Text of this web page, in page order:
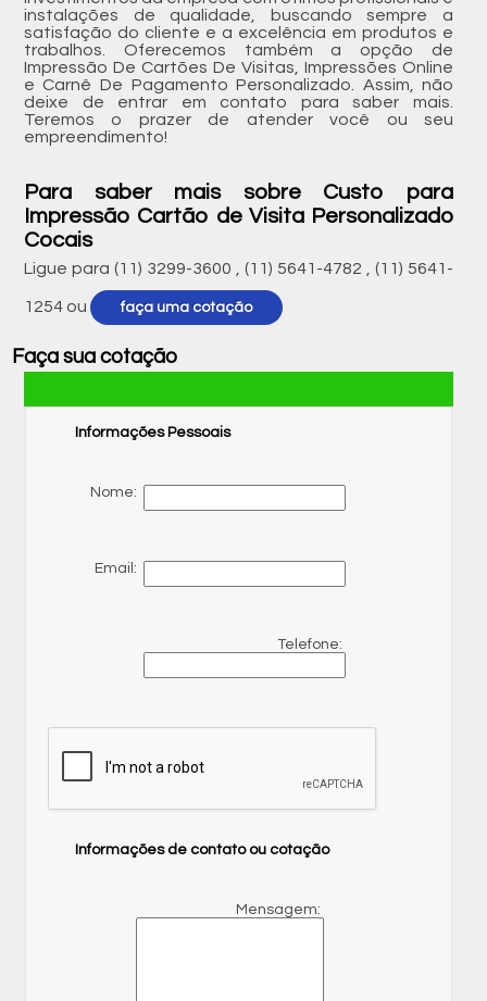
instalações de qualidade, buscando sempre a
satisfação do cliente e a excelência em produtos e
trabalhos. Oferecemos também a opção de
Impressão De Cartões De Visitas, Impressões Online
e Carnê De Pagamento Personalizado. Assim, não
deixe de entrar em contato para saber mais.
Teremos o prazer de atender você ou seu
empreendimento!
Para saber mais sobre Custo para
Impressão Cartão de Visita Personalizado
Cocais
Ligue para (11) 3299-3600 ,(11) 5641-4782 ,(11) 5641-
1254 ou faça uma cotação
Faça sua cotação
Informações Pessoais
Nome:
Email:
Telefone:
Informações de contato ou cotação
Mensagem: